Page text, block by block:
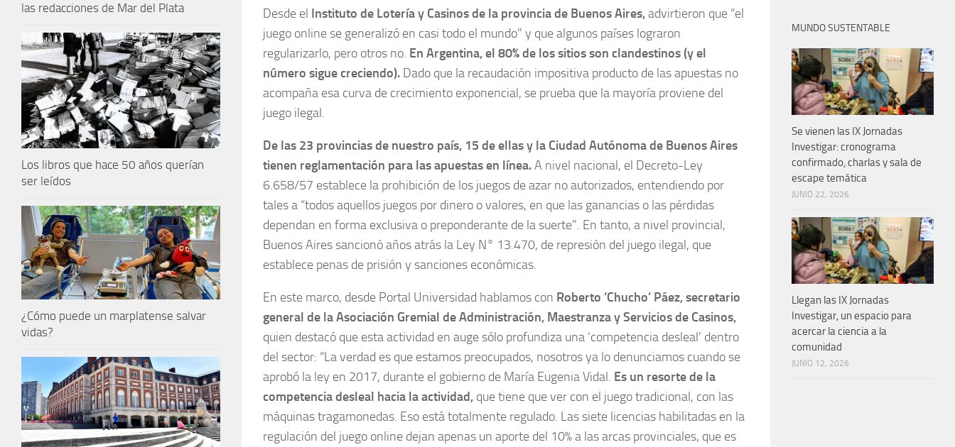
Desde el Instituto de Lotería y Casinos de la provincia de Buenos Aires,advirtieron que “el
juego online se generalizó en casi todo el mundo” y que algunos países lograron
regularizarlo, pero otros no. En Argentina, el 80% de los sitios son clandestinos (y el
número sigue creciendo). Dado que la recaudación impositiva producto de las apuestas no
acompaña esa curva de crecimiento exponencial, se prueba que la mayoría proviene del
juego ilegal.
De las 23 provincias de nuestro país, 15 de ellas y la Ciudad Autónoma de Buenos Aires
tienen reglamentación para las apuestas en línea.A nivel nacional, el Decreto-Ley
6.658/57 establece la prohibición de los juegos de azar no autorizados, entendiendo por
tales a “todos aquellos juegos por dinero o valores, en que las ganancias o las pérdidas
dependan en forma exclusiva o preponderante de la suerte”. En tanto, a nivel provincial,
Buenos Aires sancionó años atrás la Ley N° 13.470, de represión del juego ilegal, que
establece penas de prisión y sanciones económicas.
En este marco, desde Portal Universidad hablamos con Roberto ‘Chucho’ Páez, secretario
general de la Asociación Gremial de Administración, Maestranza y Servicios de Casinos,
quien destacó que esta actividad en auge sólo profundiza una ‘competencia desleal’ dentro
del sector: “La verdad es que estamos preocupados, nosotros ya lo denunciamos cuando se
aprobó la ley en 2017, durante el gobierno de María Eugenia Vidal. Es un resorte de la
competencia desleal hacia la actividad, que tiene que ver con el juego tradicional, con las
máquinas tragamonedas. Eso está totalmente regulado. Las siete licencias habilitadas en la
regulación del juego online dejan apenas un aporte del 10% a las arcas provinciales, que es
las redacciones de Mar del Plata
Los libros que hace 50 años querían
ser leídos
¿Cómo puede un marplatense salvar
vidas?
MUNDO SUSTENTABLE
Se vienen las IX Jornadas
Investigar: cronograma
confirmado, charlas y sala de
escape temática
JUNIO 22, 2026
Llegan las IX Jornadas
Investigar, un espacio para
acercar la ciencia a la
comunidad
JUNIO 12, 2026